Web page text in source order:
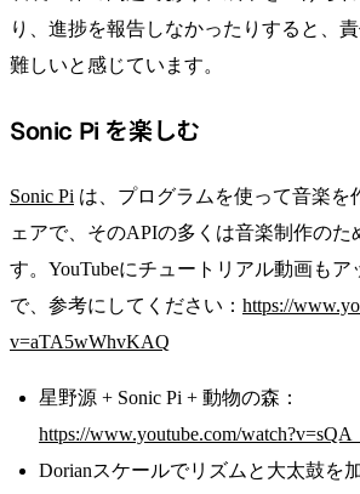
り、進捗を報告しなかったりすると、
難しいと感じています。
Sonic Pi を楽しむ
Sonic Pi は、プログラムを使って音楽を
ェアで、そのAPIの多くは音楽制作のた
す。YouTubeにチュートリアル動画も
で、参考にしてください： https://
v=aTA5wWhvKAQ
星野源 + Sonic Pi + 動物の森：
https://www.youtube.com/
Dorianスケールでリズムと大太鼓を